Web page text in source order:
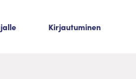
Kirjautuminen